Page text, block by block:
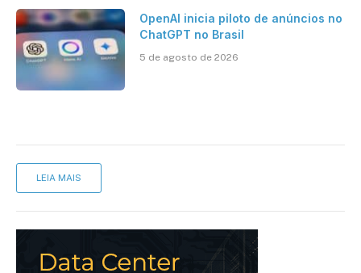
OpenAI inicia piloto de anúncios no
ChatGPT no Brasil
5 de agosto de 2026
LEIA MAIS